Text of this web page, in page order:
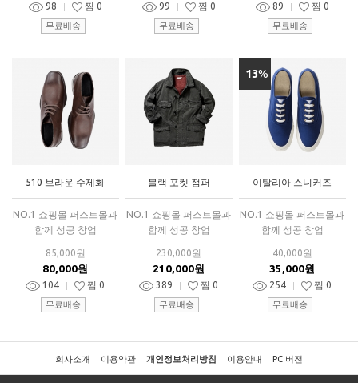
98 찜 0
무료배송
99 찜 0
무료배송
89 찜 0
무료배송
510 브라운 수제화
NO.1 쇼핑몰 퍼스트몰과
함께 성공 창업
85,000원
80,000원
104 찜0
무료배송
블랙 포켓 점퍼
NO.1 쇼핑몰 퍼스트몰과
함께 성공 창업
230,000원
210,000원
389 찜0
무료배송
13%
이탈리아 스니커즈
NO.1 쇼핑몰 퍼스트몰과
함께 성공 창업
40,000원
35,000원
254 찜0
무료배송
회사소개 이용약관 개인정보처리방침 이용안내 PC 버전